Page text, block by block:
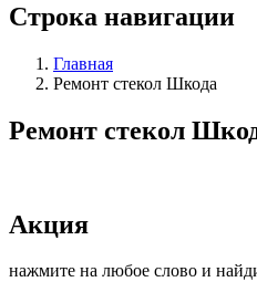
Строка навигации
Главная
Ремонт стекол Шкода
Ремонт стекол
Акция
нажмите на любое слово и